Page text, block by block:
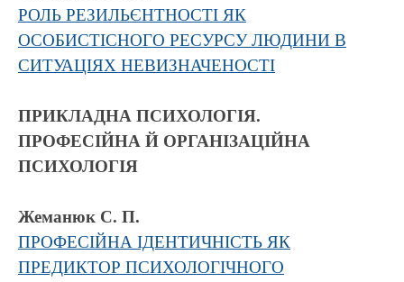
РОЛЬ РЕЗИЛЬЄНТНОСТІ ЯК
ОСОБИСТІСНОГО РЕСУРСУ ЛЮДИНИ В
СИТУАЦІЯХ НЕВИЗНАЧЕНОСТІ
ПРИКЛАДНА ПСИХОЛОГІЯ.
ПРОФЕСІЙНА Й ОРГАНІЗАЦІЙНА
ПСИХОЛОГІЯ
Жеманюк С. П.
ПРОФЕСІЙНА ІДЕНТИЧНІСТЬ ЯК
ПРЕДИКТОР ПСИХОЛОГІЧНОГО